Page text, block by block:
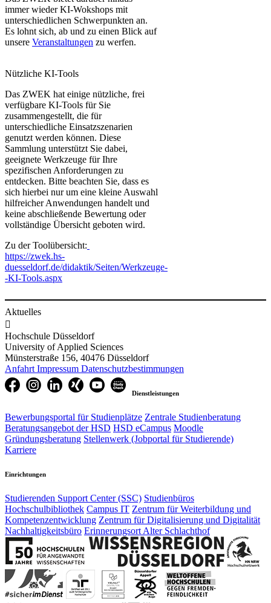
immer wieder KI-Wokshops mit
unterschiedlichen Schwerpunkten an.
Es lohnt sich, ab und zu einen Blick auf
unsere Veranstaltungen zu werfen.
Nützliche KI-Tools
Das ZWEK hat einige nützliche, frei
verfügbare KI-Tools für Sie
zusammengestellt, die für
unterschiedliche Einsatzszenarien
genutzt werden können. Diese
Sammlung unterstützt Sie dabei,
geeignete Werkzeuge für Ihre
spezifischen Anforderungen zu
entdecken. Bitte beachten Sie, dass es
sich hierbei nur um eine kleine Auswahl
hilfreicher Anwendungen handelt und
keine abschließende Bewertung oder
vollständige Übersicht geboten wird.
Zu der Toolübersicht:
https://zwek.hs-
duesseldorf.de/didaktik/Seiten/Werkzeuge-
-KI-Tools.aspx
Aktuelles

Hochschule Düsseldorf
University of Applied Sciences
Münsterstraße 156, 40476 Düsseldorf
Anfahrt Impressum Datenschutzbestimmungen
Dienstleistungen
Bewerbungsportal für Studienplätze Zentrale Studienberatung
Beratungsangebot der HSD HSD eCampus Moodle
Gründungsberatung Stellenwerk (Jobportal für Studierende)
Karriere
Einrichtungen
Studierenden Support Center (SSC) Studienbüros
Hochschulbibliothek Campus IT Zentrum für Weiterbildung und
Kompetenzentwicklung Zentrum für Digitalisierung und Digitalität
Nachhaltigkeitsbüro Erinnerungsort Alter Schlachthof